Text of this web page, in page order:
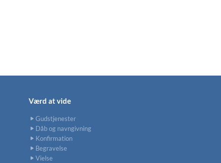
Værd at vide
Gudstjenester
Dåb og navngivning
Konfirmation
Begravelse
Vielse